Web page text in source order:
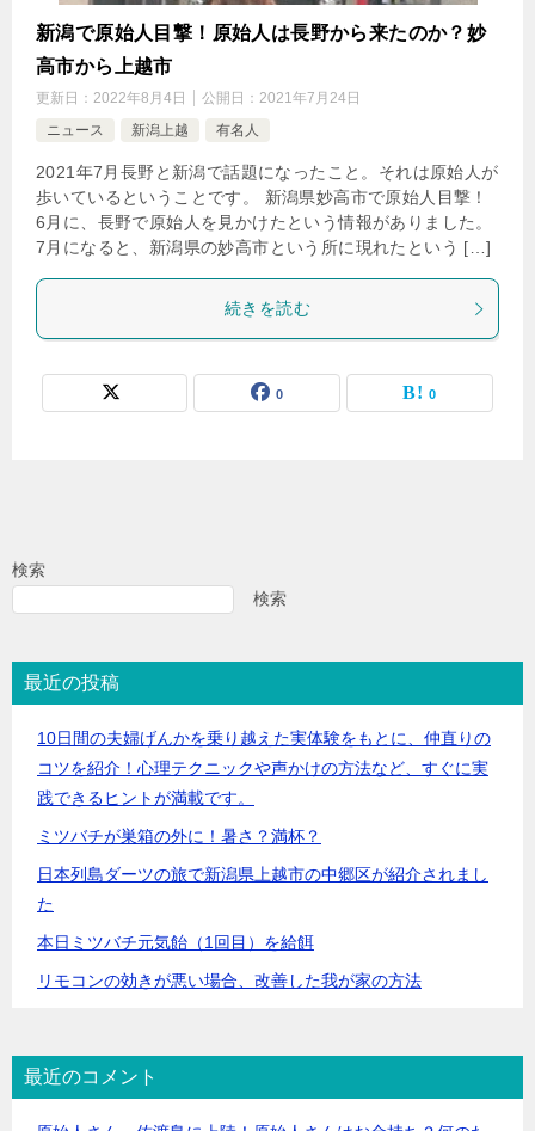
新潟で原始人目撃！原始人は長野から来たのか？妙
高市から上越市
更新日： 2022年8月4日 公開日： 2021年7月24日
ニュース
新潟上越 有名人
2021年7月長野と新潟で話題になったこと。それは原始人が
歩いているということです。 新潟県妙高市で原始人目撃！
6月に、長野で原始人を見かけたという情報がありました。
7月になると、新潟県の妙高市という所に現れたという […]
続きを読む
0 0
検索
検索
最近の投稿
10日間の夫婦げんかを乗り越えた実体験をもとに、仲直りの
コツを紹介！心理テクニックや声かけの方法など、すぐに実
践できるヒントが満載です。
ミツバチが巣箱の外に！暑さ？満杯？
日本列島ダーツの旅で新潟県上越市の中郷区が紹介されまし
た
本日ミツバチ元気飴（1回目）を給餌
リモコンの効きが悪い場合、改善した我が家の方法
最近のコメント